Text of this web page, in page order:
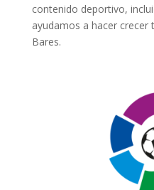
contenido deportivo,
ayudamos a hacer
Bares.